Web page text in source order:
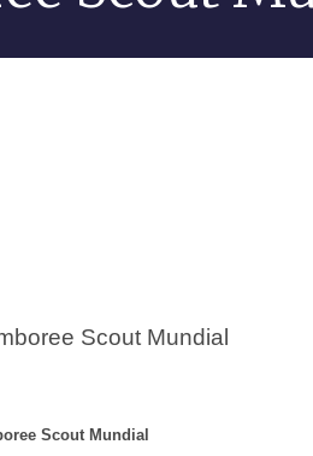
Scout Mundial
Scout Mundial